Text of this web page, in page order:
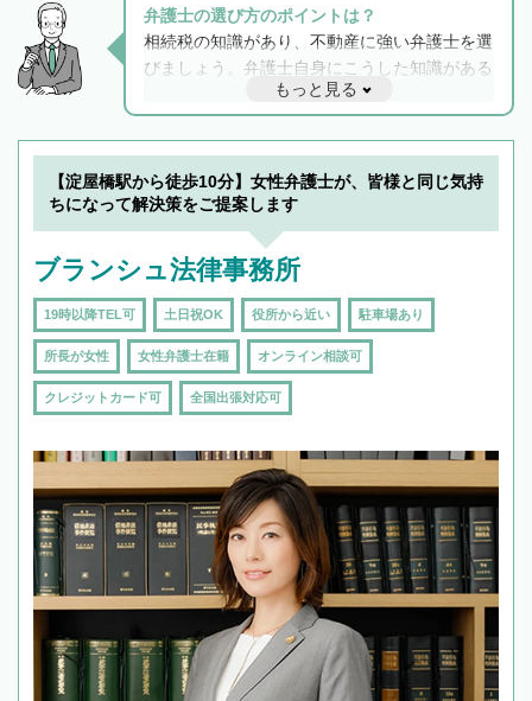
弁護士の選び方のポイントは？
相続税の知識があり、不動産に強い弁護士を選
びましょう。弁護士自身にこうした知識がある
と他士業との連携もスムーズに進み、トラブル
解決のみならず相続をトータルで任せることが
できます。また、相続は感情がからむ分野なの
でフィーリングも重要です。実際に電話や面談
で複数の弁護士と会話をしてウマが合う方に依
もっと見る
【淀屋橋駅から徒歩10分】女性弁護士が、皆様と同じ気持
ちになって解決策をご提案します
ブランシュ法律事務所
19時以降TEL可 土日祝OK 役所から近い 駐車場あり
所長が女性 女性弁護士在籍 オンライン相談可
クレジットカード可 全国出張対応可